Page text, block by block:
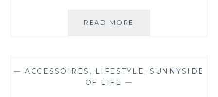
READ MORE
CECIL
—ACCESSOIRES , LIFESTYLE ,SUNNYSIDE
OF LIFE —